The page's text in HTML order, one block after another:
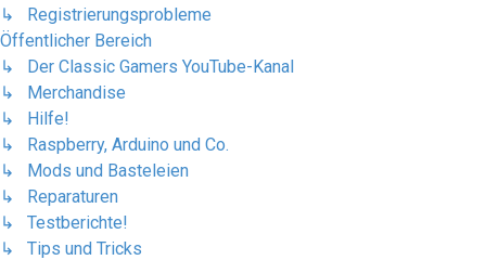
↳ Registrierungsprobleme
Öffentlicher Bereich
↳ Der Classic Gamers YouTube-Kanal
↳ Merchandise
↳ Hilfe!
↳ Raspberry, Arduino und Co.
↳ Mods und Basteleien
↳ Reparaturen
↳ Testberichte!
↳ Tips und Tricks